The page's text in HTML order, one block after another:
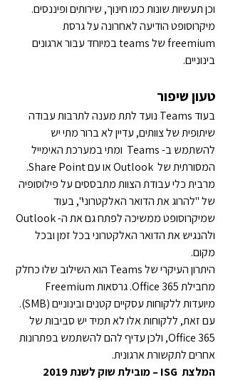
וכן תעשיות שונות כמו חינוך, שירותים ופיננסים.
מיקרוסופט הודיעה לאחרונה על גרסת
freemium של teams במיוחד עבור ארגונים
בינוניים.
טעון שיפור
בעוד Teams נועד לתת מענה לתרבות עבודה
שיתופית של צוותים, עדיין לא ברור מתי יש
להשתמש ב- Teams  ומתי במערכת האימייל
המסורתית של  Outlook או עם Share Point.
מרבית כלי עבודת הצוות מתבססים על פילוסופיה
של "להרוג את הדואר האלקטרוני", בעוד
ולהנגיש את הדואר האלקטרוני בכל זמן ובכל
מקום.
היתרון העיקרי של Teams הוא השילוב שלו כחלק
מיועדות ללקוחות עסקיים קטנים ובינוניים (SMB).
עם זאת, ללקוחות אלו לא תמיד יש סביבות של
Office 365, ולכן עדיף להם להשתמש בפתרונות
אחרים לתקשורת ארגונית.
המלצת  ISG – מובילת שוק לשנת 2019